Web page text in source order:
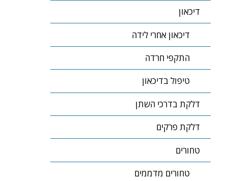
דיכאון
דיכאון אחרי לידה
התקפי חרדה
טיפול בדיכאון
דלקת בדרכי השתן
דלקת פרקים
טחורים
טחורים מדממים